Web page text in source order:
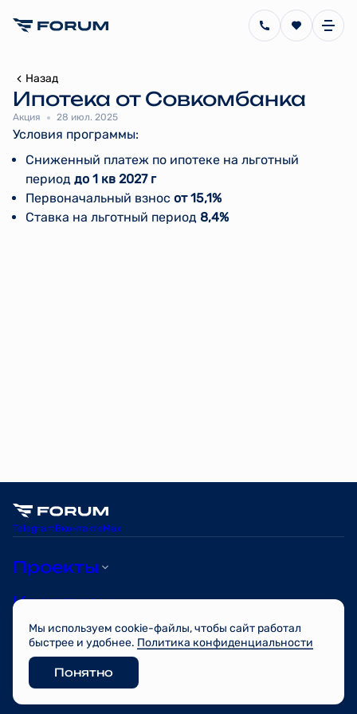
Назад
Ипотека от Совкомбанка
Акция 28 июл. 2025
Условия программы:
Сниженный платеж по ипотеке на льготный
период до 1 кв 2027 г
Первоначальный взнос от 15,1%
Ставка на льготный период 8,4%
TelegramВконтактеMax
Проекты
Квартиры
О компании
© FORUM 2026
Разработано
Мы используем cookie-файлы, чтобы сайт работал
быстрее и удобнее. Политика конфиденциальности
Понятно